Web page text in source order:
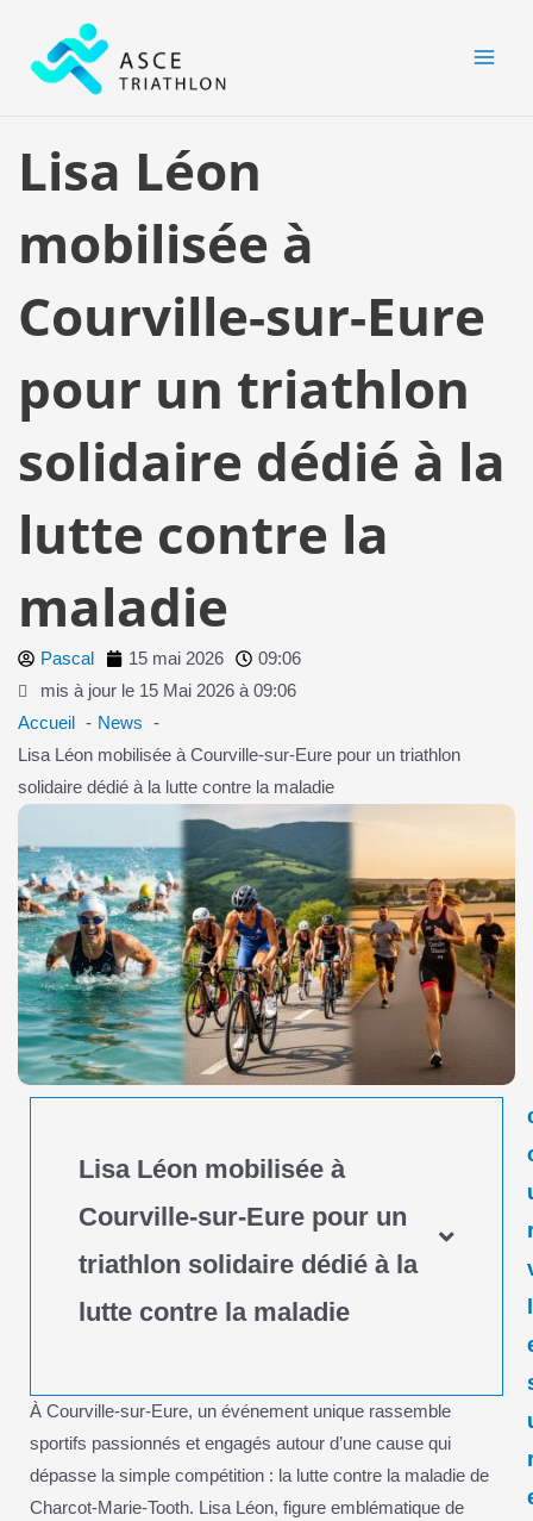
contenu
Lisa Léon
mobilisée à
Courville-sur-Eure
pour un triathlon
solidaire dédié à la
lutte contre la
maladie
Pascal 15 mai 2026
09:06
mis à jour le 15 Mai 2026 à 09:06
Accueil
News
Lisa Léon mobilisée à Courville-sur-Eure pour un triathlon
solidaire dédié à la lutte contre la maladie
Lisa Léon mobilisée à
Courville-sur-Eure pour un
triathlon solidaire dédié à la
lutte contre la maladie
À Courville-sur-Eure, un événement unique rassemble
sportifs passionnés et engagés autour d’une cause qui
dépasse la simple compétition : la lutte contre la maladie de
Charcot-Marie-Tooth. Lisa Léon, figure emblématique de